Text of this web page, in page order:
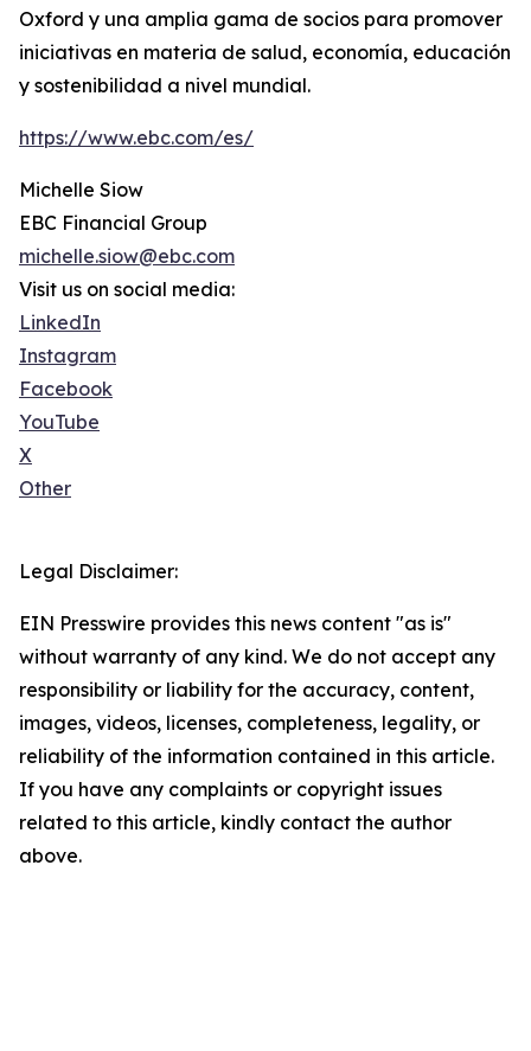
Oxford y una amplia gama de socios para promover
iniciativas en materia de salud, economía, educación
y sostenibilidad a nivel mundial.
https://www.ebc.com/es/
Michelle Siow
EBC Financial Group
michelle.siow@ebc.com
Visit us on social media:
LinkedIn
Instagram
Facebook
YouTube
X
Other
Legal Disclaimer:
EIN Presswire provides this news content "as is"
without warranty of any kind. We do not accept any
responsibility or liability for the accuracy, content,
images, videos, licenses, completeness, legality, or
reliability of the information contained in this article.
If you have any complaints or copyright issues
related to this article, kindly contact the author
above.